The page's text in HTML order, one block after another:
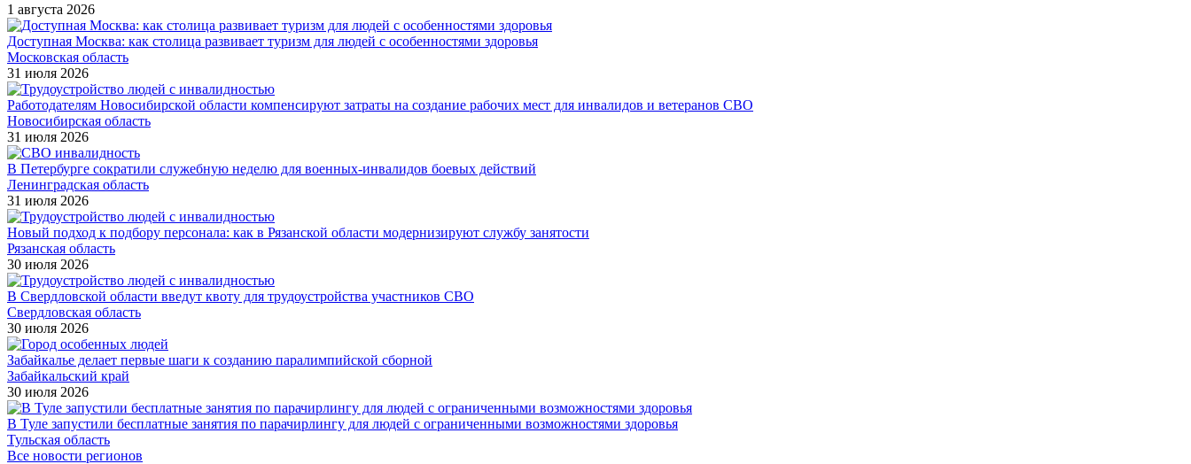
1 августа 2026
Доступная Москва: как столица развивает туризм для людей с особенностями здоровья
Московская область
31 июля 2026
Работодателям Новосибирской области компенсируют затраты на создание рабочих мест для инвалидов и ветеранов СВО
Новосибирская область
31 июля 2026
В Петербурге сократили служебную неделю для военных-инвалидов боевых действий
Ленинградская область
31 июля 2026
Новый подход к подбору персонала: как в Рязанской области модернизируют службу занятости
Рязанская область
30 июля 2026
В Свердловской области введут квоту для трудоустройства участников СВО
Свердловская область
30 июля 2026
Забайкалье делает первые шаги к созданию паралимпийской сборной
Забайкальский край
30 июля 2026
В Туле запустили бесплатные занятия по парачирлингу для людей с ограниченными возможностями здоровья
Тульская область
Все новости регионов